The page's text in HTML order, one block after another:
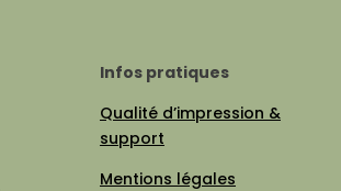
Infos pratiques
Qualité d’impression &
support
Mentions légales